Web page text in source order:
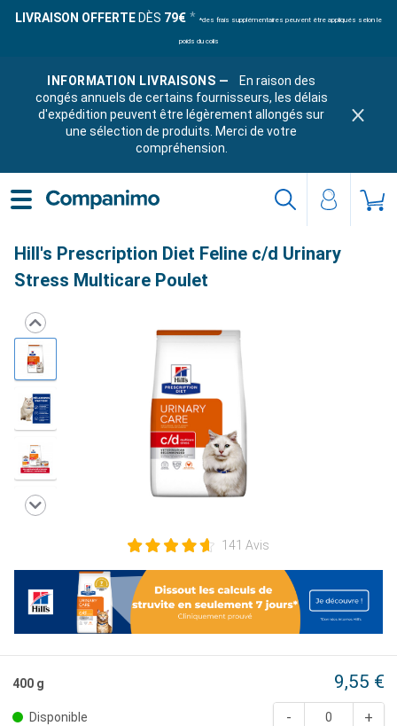
LIVRAISON OFFERTE DÈS 79€ *des frais supplémentaires peuvent être appliqués selon le
poids du colis
INFORMATION LIVRAISONS —
En raison des
congés annuels de certains fournisseurs, les délais
d'expédition peuvent être légèrement allongés sur
une sélection de produits. Merci de votre
compréhension.
Hill's Prescription Diet Feline c/d Urinary
Stress Multicare Poulet
141 Avis
400 g 9,55 €
Disponible